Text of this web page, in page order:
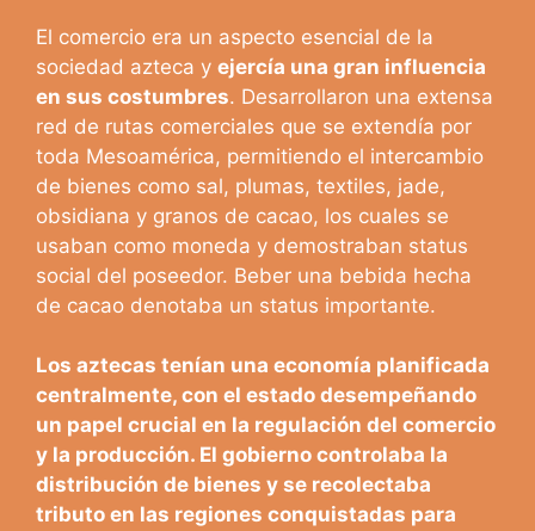
El comercio era un aspecto esencial de la
sociedad azteca y ejercía una gran influencia
en sus costumbres. Desarrollaron una extensa
red de rutas comerciales que se extendía por
toda Mesoamérica, permitiendo el intercambio
de bienes como sal, plumas, textiles, jade,
obsidiana y granos de cacao, los cuales se
usaban como moneda y demostraban status
social del poseedor. Beber una bebida hecha
de cacao denotaba un status importante.
Los aztecas tenían una economía planificada
centralmente, con el estado desempeñando
un papel crucial en la regulación del comercio
y la producción. El gobierno controlaba la
distribución de bienes y se recolectaba
tributo en las regiones conquistadas para